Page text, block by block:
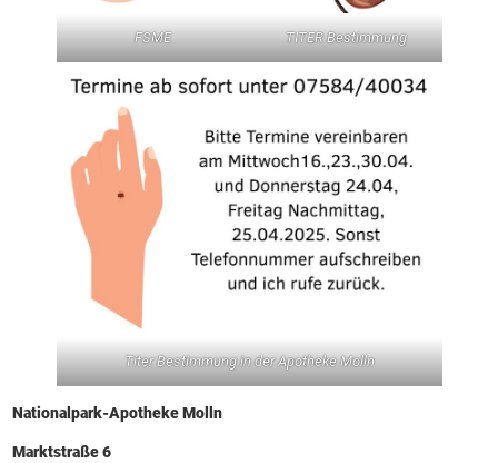
FSME TITER Bestimmung
Titer Bestimmung in der Apotheke Molln
Nationalpark-Apotheke Molln
Marktstraße 6